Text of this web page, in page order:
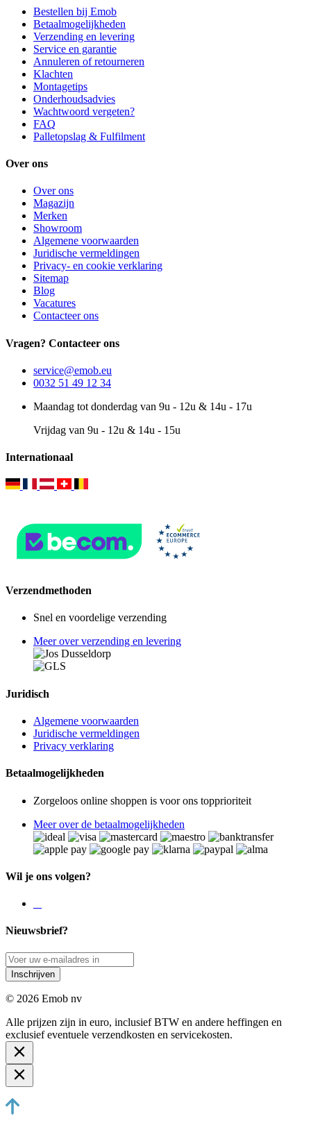
Bestellen bij Emob
Betaalmogelijkheden
Verzending en levering
Service en garantie
Annuleren of retourneren
Klachten
Montagetips
Onderhoudsadvies
Wachtwoord vergeten?
FAQ
Palletopslag & Fulfilment
Over ons
Over ons
Magazijn
Merken
Showroom
Algemene voorwaarden
Juridische vermeldingen
Privacy- en cookie verklaring
Sitemap
Blog
Vacatures
Contacteer ons
Vragen? Contacteer ons
service@emob.eu
0032 51 49 12 34
Maandag tot donderdag van 9u - 12u & 14u - 17u
Vrijdag van 9u - 12u & 14u - 15u
Internationaal
Verzendmethoden
Snel en voordelige verzending
Meer over verzending en levering
Juridisch
Algemene voorwaarden
Juridische vermeldingen
Privacy verklaring
Betaalmogelijkheden
Zorgeloos online shoppen is voor ons topprioriteit
Meer over de betaalmogelijkheden
Wil je ons volgen?
Nieuwsbrief?
Inschrijven
© 2026 Emob nv
Alle prijzen zijn in euro, inclusief BTW en andere heffingen en
exclusief eventuele verzendkosten en servicekosten.